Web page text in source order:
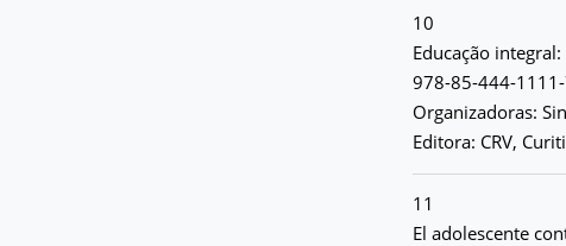
10
Educação
978-85-444-
Organizadoras:
Editora: CRV,
11
El adolescente